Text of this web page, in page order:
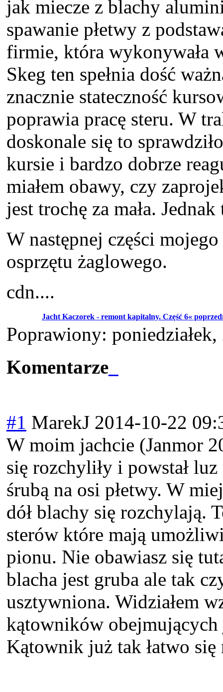
jak miecze z blachy
spawanie płetwy z
firmie, która wykonywała
Skeg ten spełnia dość
znacznie stateczność
poprawia pracę steru. W
doskonale się to
kursie i bardzo dobrze
miałem obawy, czy
jest trochę za mała.
W następnej części
osprzętu żaglowego.
cdn....
Jacht Kaczorek - remont kapitalny. Część 6«
Poprawiony:
Komentarze
#1 MarekJ 2014-10-22
W moim jachcie (Janmor
się rozchyliły i powstał
śrubą na osi płetwy. W
dół blachy się rozchylają.
sterów które mają
pionu. Nie obawiasz się
blacha jest gruba ale tak
usztywniona. Widziałem
kątowników obejmujących
Kątownik już tak łatwo